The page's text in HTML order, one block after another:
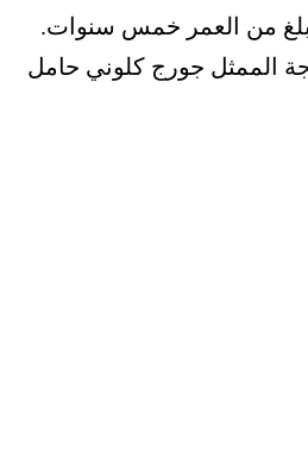
تبلغ من العمر خمس سنوات.
الممثل جورج كلوني حامل